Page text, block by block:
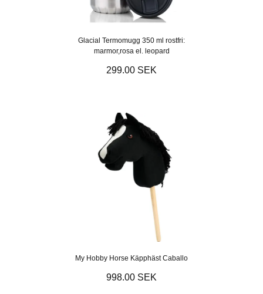
Glacial Termomugg 350 ml rostfri:
marmor,rosa el. leopard
299.00 SEK
My Hobby Horse Käpphäst Caballo
998.00 SEK